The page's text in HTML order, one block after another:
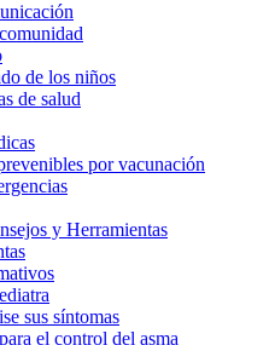
de los niños
de salud
por vacunación
y Herramientas
sus síntomas
el control del asma